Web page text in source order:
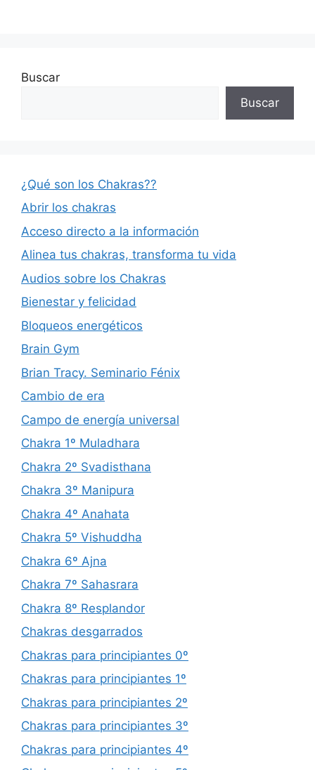
Buscar
Buscar
¿Qué son los Chakras??
Abrir los chakras
Acceso directo a la información
Alinea tus chakras, transforma tu vida
Audios sobre los Chakras
Bienestar y felicidad
Bloqueos energéticos
Brain Gym
Brian Tracy. Seminario Fénix
Cambio de era
Campo de energía universal
Chakra 1º Muladhara
Chakra 2º Svadisthana
Chakra 3º Manipura
Chakra 4º Anahata
Chakra 5º Vishuddha
Chakra 6º Ajna
Chakra 7º Sahasrara
Chakra 8º Resplandor
Chakras desgarrados
Chakras para principiantes 0º
Chakras para principiantes 1º
Chakras para principiantes 2º
Chakras para principiantes 3º
Chakras para principiantes 4º